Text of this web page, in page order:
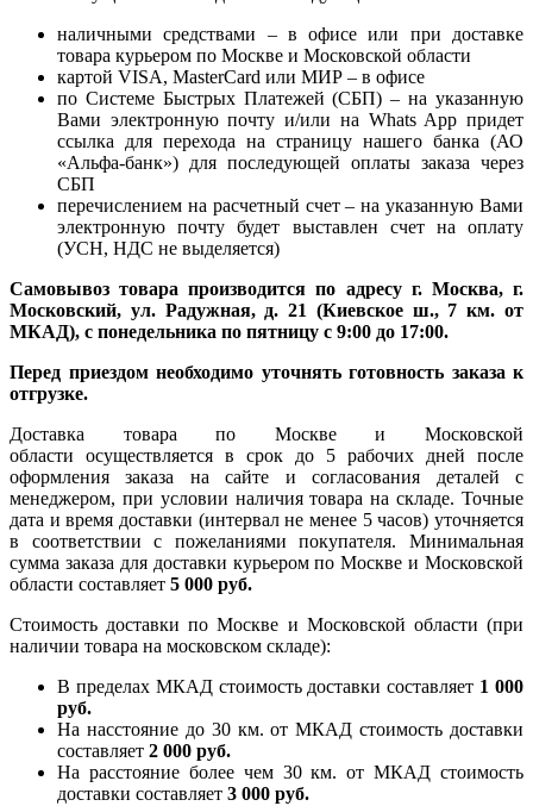
наличными средствами – в офисе или при доставке
товара курьером по Москве и Московской области
картой VISA, MasterCard или МИР – в офисе
по Системе Быстрых Платежей (СБП) – на указанную
Вами электронную почту и/или на Whats App придет
ссылка для перехода на страницу нашего банка (АО
«Альфа-банк») для последующей оплаты заказа через
СБП
перечислением на расчетный счет – на указанную Вами
электронную почту будет выставлен счет на оплату
(УСН, НДС не выделяется)
Самовывоз товара производится по адресу г. Москва, г.
Московский, ул. Радужная, д. 21 (Киевское ш., 7 км. от
МКАД), с понедельника по пятницу с 9:00 до 17:00.
Перед приездом необходимо уточнять готовность заказа к
отгрузке.
Доставка товара по Москве и Московской
области осуществляется в срок до 5 рабочих дней после
оформления заказа на сайте и согласования деталей с
менеджером, при условии наличия товара на складе. Точные
дата и время доставки (интервал не менее 5 часов) уточняется
в соответствии с пожеланиями покупателя. Минимальная
сумма заказа для доставки курьером по Москве и Московской
области составляет 5 000 руб.
Стоимость доставки по Москве и Московской области (при
наличии товара на московском складе):
В пределах МКАД стоимость доставки составляет 1 000
руб.
На насcтояние до 30 км. от МКАД стоимость доставки
составляет 2 000 руб.
На расстояние более чем 30 км. от МКАД стоимость
доставки составляет 3 000 руб.